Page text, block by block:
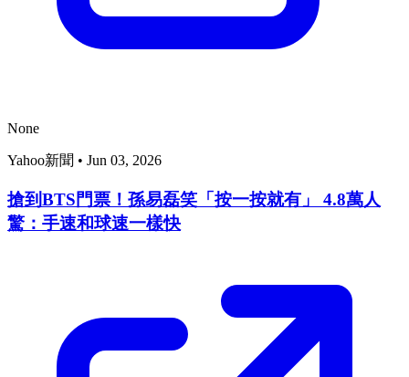
None
Yahoo新聞 • Jun 03, 2026
搶到BTS門票！孫易磊笑「按一按就有」 4.8萬人
驚：手速和球速一樣快